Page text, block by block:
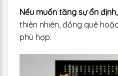
Nếu muốn tăng sự ổn
thiên nhiên, đồng quê
phù hợp.